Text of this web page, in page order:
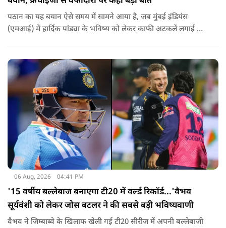
पठान का यह बयान ऐसे समय में सामने आया है, जब मुंबई इंडियंस
(एमआई) में हार्दिक पांड्या के भविष्य को लेकर काफी अटकलें लगाई जा
06 Aug, 2026 04:41 PM
'15 वर्षीय बल्लेबाज बनाएगा टी20 में वर्ल्ड रिकॉर्ड...'वैभव
सूर्यवंशी को लेकर जोस बटलर ने की सबसे बड़ी भविष्यवाणी
वैभव ने जिम्बाब्वे के खिलाफ खेली गई टी20 सीरीज में अपनी बल्लेबाजी